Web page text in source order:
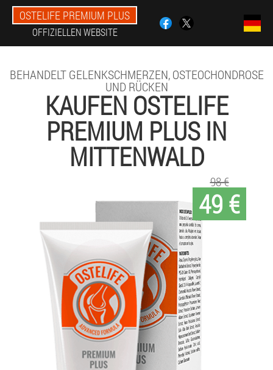
OSTELIFE PREMIUM PLUS
OFFIZIELLEN WEBSITE
BEHANDELT GELENKSCHMERZEN, OSTEOCHONDROSE
UND RÜCKEN
KAUFEN OSTELIFE
PREMIUM PLUS IN
MITTENWALD
49 €
98 €